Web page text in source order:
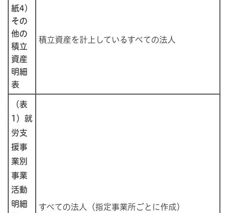
紙4）
その
他の
積立
資産
明細
表
積立資産を計上しているすべての法人
（表
1）就
労支
援事
業別
事業
活動
明細
すべての法人（指定事業所ごとに作成）